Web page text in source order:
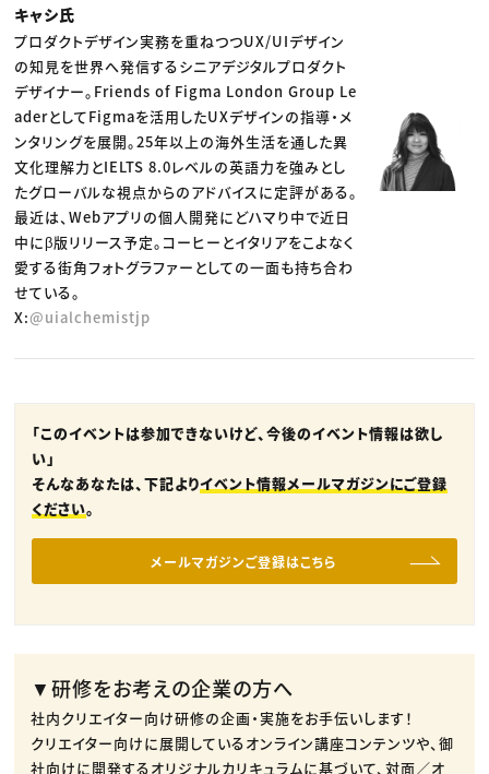
キャシ氏
プロダクトデザイン実務を重ねつつUX/UIデザイン
の知見を世界へ発信するシニアデジタルプロダクト
デザイナー。Friends of Figma London Group Le
aderとしてFigmaを活用したUXデザインの指導・メ
ンタリングを展開。25年以上の海外生活を通した異
文化理解力とIELTS 8.0レベルの英語力を強みとし
たグローバルな視点からのアドバイスに定評がある。
最近は、Webアプリの個人開発にどハマり中で近日
中にβ版リリース予定。コーヒーとイタリアをこよなく
愛する街角フォトグラファーとしての一面も持ち合わ
せている。
X:@uialchemistjp
「このイベントは参加できないけど、今後のイベント情報は欲し
い」
そんなあなたは、下記よりイベント情報メールマガジンにご登録
ください。
メールマガジンご登録はこちら
▼研修をお考えの企業の方へ
社内クリエイター向け研修の企画・実施をお手伝いします！
クリエイター向けに展開しているオンライン講座コンテンツや、御
社向けに開発するオリジナルカリキュラムに基づいて、対面／オ